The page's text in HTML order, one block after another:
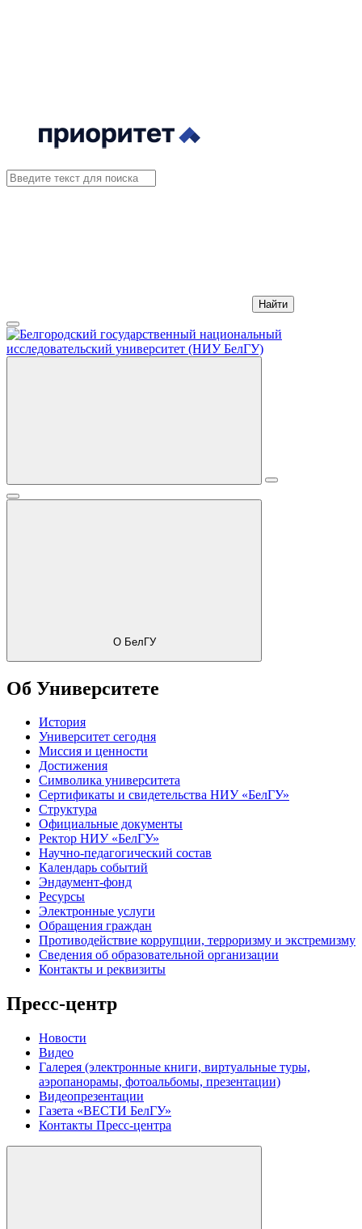
Найти
О БелГУ
Об Университете
История
Университет сегодня
Миссия и ценности
Достижения
Символика университета
Сертификаты и свидетельства НИУ «БелГУ»
Структура
Официальные документы
Ректор НИУ «БелГУ»
Научно-педагогический состав
Календарь событий
Эндаумент-фонд
Ресурсы
Электронные услуги
Обращения граждан
Противодействие коррупции, терроризму и экстремизму
Сведения об образовательной организации
Контакты и реквизиты
Пресс-центр
Новости
Видео
Галерея (электронные книги, виртуальные туры,
аэропанорамы, фотоальбомы, презентации)
Видеопрезентации
Газета «ВЕСТИ БелГУ»
Контакты Пресс-центра